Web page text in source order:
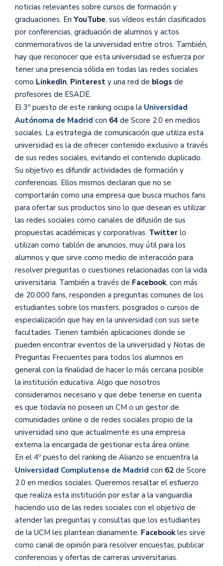
noticias relevantes sobre cursos de formación y
graduaciones. En YouTube, sus vídeos están clasificados
por conferencias, graduación de alumnos y actos
conmemorativos de la universidad entre otros. También,
hay que reconocer que esta universidad se esfuerza por
tener una presencia sólida en todas las redes sociales
como LinkedIn, Pinterest y una red de blogs de
profesores de ESADE.
El 3º puesto de este ranking ocupa la Universidad
Autónoma de Madrid con 64 de Score 2.0 en medios
sociales. La estrategia de comunicación que utiliza esta
universidad es la de ofrecer contenido exclusivo a través
de sus redes sociales, evitando el contenido duplicado.
Su objetivo es difundir actividades de formación y
conferencias. Ellos mismos declaran que no se
comportarán como una empresa que busca muchos fans
para ofertar sus productos sino lo que desean es utilizar
las redes sociales como canales de difusión de sus
propuestas académicas y corporativas. Twitter lo
utilizan como tablón de anuncios, muy útil para los
alumnos y que sirve como medio de interacción para
resolver preguntas o cuestiones relacionadas con la vida
universitaria. También a través de Facebook, con más
de 20.000 fans, responden a preguntas comunes de los
estudiantes sobre los masters, posgrados o cursos de
especialización que hay en la universidad con sus siete
facultades. Tienen también aplicaciones donde se
pueden encontrar eventos de la universidad y Notas de
Preguntas Frecuentes para todos los alumnos en
general con la finalidad de hacer lo más cercana posible
la institución educativa. Algo que nosotros
consideramos necesario y que debe tenerse en cuenta
es que todavía no poseen un CM o un gestor de
comunidades online o de redes sociales propio de la
universidad sino que actualmente es una empresa
externa la encargada de gestionar esta área online.
En el 4º puesto del ranking de Alianzo se encuentra la
Universidad Complutense de Madrid con 62 de Score
2.0 en medios sociales. Queremos resaltar el esfuerzo
que realiza esta institución por estar a la vanguardia
haciendo uso de las redes sociales con el objetivo de
atender las preguntas y consultas que los estudiantes
de la UCM les plantean diariamente. Facebook les sirve
como canal de opinión para resolver encuestas, publicar
conferencias y ofertas de carreras universitarias.